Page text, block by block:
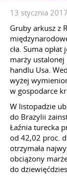
13 stycznia 2017
Gruby arkusz z
cła. Suma
marży
handlu Usa.
wyżej
w gospodarce
W listopadzie
do Brazylii
Łaźnia turecka
od 42,02 proc.
otrzymała
obciążony
do